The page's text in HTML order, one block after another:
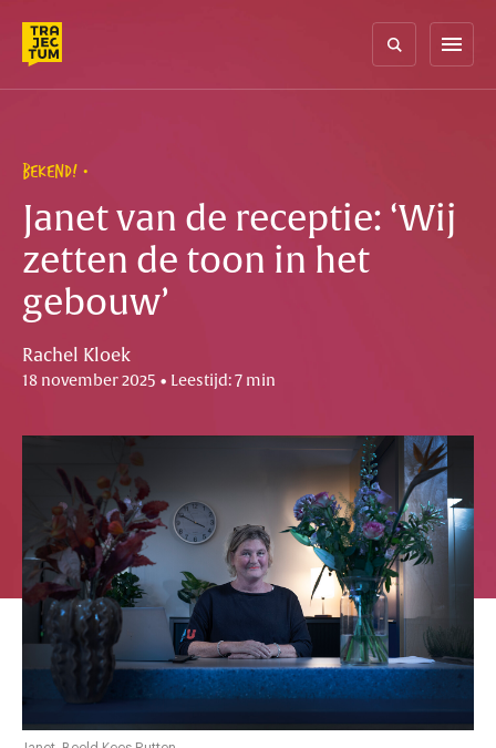
content
menu
BEKEND!
Janet van de receptie: ‘Wij
zetten de toon in het
gebouw’
Rachel Kloek
18 november 2025 • Leestijd: 7 min